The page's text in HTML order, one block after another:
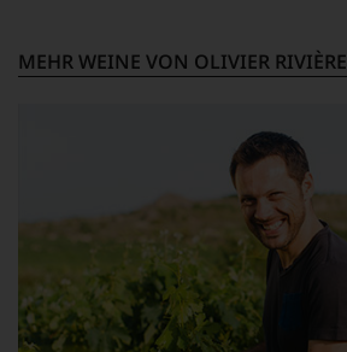
bewegt.
festgestellt,
dass
manch
eine
sind sie streng limitiert.
MEHR WEINE VON OLIVIER RIVIÈRE